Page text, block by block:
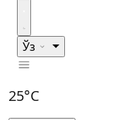
Ўз
25°C